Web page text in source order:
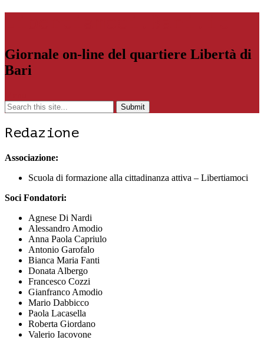
Giornale on-line del quartiere Libertà di
Bari
Redazione
Associazione:
Scuola di formazione alla cittadinanza attiva – Libertiamoci
Soci Fondatori:
Agnese Di Nardi
Alessandro Amodio
Anna Paola Capriulo
Antonio Garofalo
Bianca Maria Fanti
Donata Albergo
Francesco Cozzi
Gianfranco Amodio
Mario Dabbicco
Paola Lacasella
Roberta Giordano
Valerio Iacovone